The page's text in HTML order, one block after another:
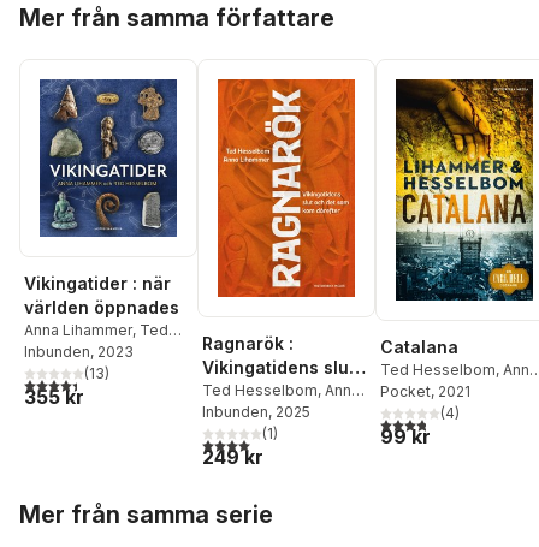
Mer från samma författare
Vikingatider : när
världen öppnades
Anna Lihammer, Ted
Hesselbom
Inbunden, 2023
4,4utav 5 stjärnor. Totalt antal röster:
(13)
355 kr
Ragnarök :
Vikingatidens slut
och det som kom
därefter
Ted Hesselbom, Anna
Lihammer
Inbunden, 2025
4,0utav 5 stjärnor. Totalt antal röster:
(1)
249 kr
Catalana
Ted Hesselbom, Anna
Lihammer
Pocket, 2021
3,8utav 5 stjärnor.
(4)
99 kr
Mer från samma serie